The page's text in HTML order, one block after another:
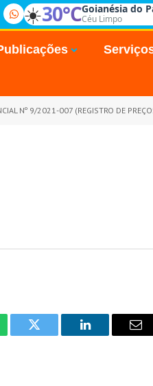
☀️30°CGoianésia do
Céu Limpo
Nº 9/2021-007 (REGISTRO DE
Twitter LinkedIn